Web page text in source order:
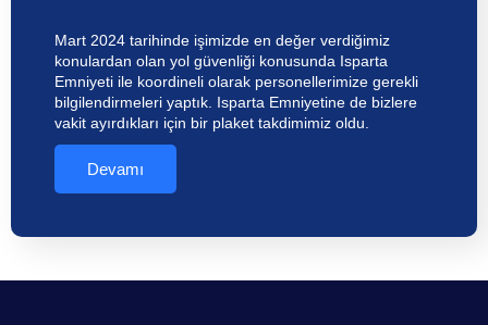
Mart 2024 tarihinde işimizde en değer verdiğimiz
konulardan olan yol güvenliği konusunda Isparta
Emniyeti ile koordineli olarak personellerimize gerekli
bilgilendirmeleri yaptık. Isparta Emniyetine de bizlere
vakit ayırdıkları için bir plaket takdimimiz oldu.
Devamı